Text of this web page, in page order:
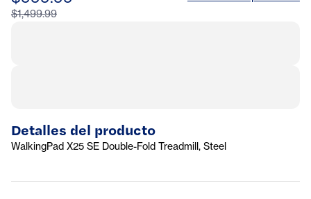
$1,499.99
Detalles del producto
WalkingPad X25 SE Double-Fold Treadmill, Steel